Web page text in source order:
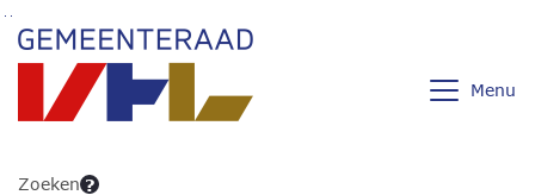
Ga naar de inhoud van deze pagina
Ga naar het zoeken
Ga naar het menu
Menu
Zoeken